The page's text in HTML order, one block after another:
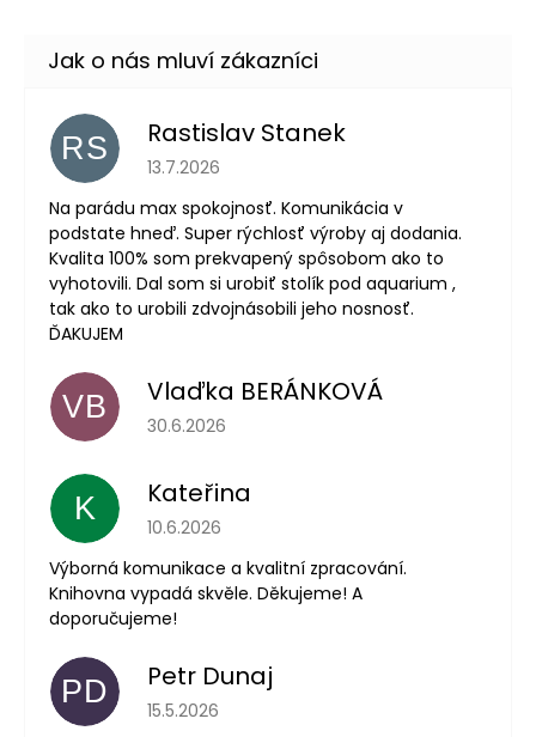
RS Rastislav Stanek
Hodnocení obchodu je 5 z 5 hvězdiček.
13.7.2026
Na parádu max spokojnosť. Komunikácia v
podstate hneď. Super rýchlosť výroby aj dodania.
Kvalita 100% som prekvapený spôsobom ako to
vyhotovili. Dal som si urobiť stolík pod aquarium ,
tak ako to urobili zdvojnásobili jeho nosnosť.
ĎAKUJEM
VB Vlaďka BERÁNKOVÁ
Hodnocení obchodu je 5 z 5 hvězdiček.
30.6.2026
K Kateřina
Hodnocení obchodu je 5 z 5 hvězdiček.
10.6.2026
Výborná komunikace a kvalitní zpracování.
Knihovna vypadá skvěle. Děkujeme! A
doporučujeme!
PD Petr Dunaj
Hodnocení obchodu je 5 z 5 hvězdiček.
15.5.2026